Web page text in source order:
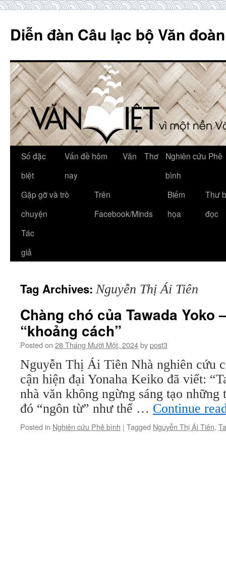
content
Diễn đàn Câu lạc bộ Văn
Số đặc
biệt
Vấn đề hôm
nay
Văn Thơ
Nghiên cứu Phê
bình
Gặp gỡ và trò
chuyện
Trên
Facebook/Minds
Biếm
họa
Thư
đọc
Tác
giả
Tag Archives: Nguyễn Thị Ái Tiên
Chàng chó của Tawada Yoko
“khoảng cách”
Posted on 28 Tháng Mười Một, 2024bypost3
Nguyễn Thị Ái Tiên Nhà nghiên cứu
cận hiện đại Yonaha Keiko đã viết:
nhà văn không ngừng sáng tạo
đó “ngôn từ” như thể … Continue
Posted in Nghiên cứu Phê bình | Tagged Nguyễn Thị Ái Tiên,